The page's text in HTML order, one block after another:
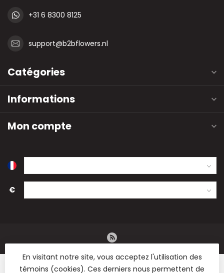
+31 6 8300 8125
support@b2bflowers.nl
Catégories
Informations
Mon compte
€
En visitant notre site, vous acceptez l'utilisation des
témoins (cookies). Ces derniers nous permettent de